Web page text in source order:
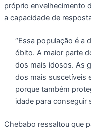
próprio envelhecimento
a capacidade de
“Essa população é a
óbito. A maior parte
dos mais idosos. As
dos mais suscetíveis
porque também
idade para conseguir
Chebabo ressaltou que